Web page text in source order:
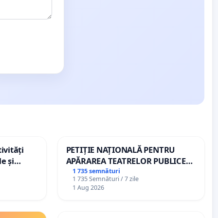
și
PETIȚIE NAȚIONALĂ PENTRU
APĂRAREA TEATRELOR PUBLICE
DE REPERTORIU DIN ROMÂNIA
1 735 semnături
1 735 Semnături / 7 zile
1 Aug 2026